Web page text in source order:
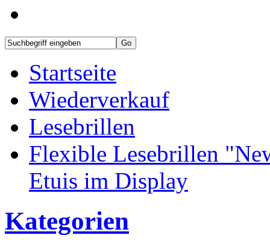
Startseite
Wiederverkauf
Lesebrillen
Flexible Lesebrillen
Etuis im Display
Kategorien